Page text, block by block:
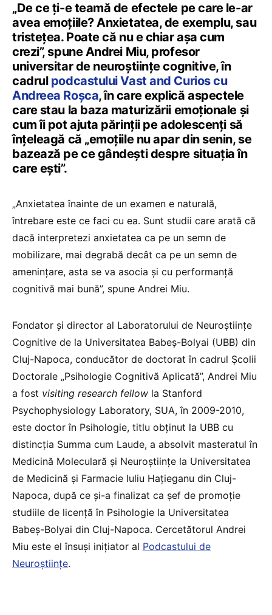
„De ce ți-e teamă de efectele pe care le-ar
avea emoțiile? Anxietatea, de exemplu, sau
tristețea. Poate că nu e chiar așa cum
crezi”, spune Andrei Miu, profesor
universitar de neuroștiințe cognitive, în
cadrul podcastului Vast and Curios cu
Andreea Roșca, în care explică aspectele
care stau la baza maturizării emoționale și
cum îi pot ajuta părinții pe adolescenți să
înțeleagă că „emoțiile nu apar din senin, se
bazează pe ce gândești despre situația în
care ești”.
„Anxietatea înainte de un examen e naturală,
întrebare este ce faci cu ea. Sunt studii care arată că
dacă interpretezi anxietatea ca pe un semn de
mobilizare, mai degrabă decât ca pe un semn de
amenințare, asta se va asocia și cu performanță
cognitivă mai bună”, spune Andrei Miu.
Fondator și director al Laboratorului de Neuroștiințe
Cognitive de la Universitatea Babeş-Bolyai (UBB) din
Cluj-Napoca, conducător de doctorat în cadrul Școlii
Doctorale „Psihologie Cognitivă Aplicată”, Andrei Miu
a fost visiting research fellow la Stanford
Psychophysiology Laboratory, SUA, în 2009-2010,
este doctor în Psihologie, titlu obținut la UBB cu
distincția Summa cum Laude, a absolvit masteratul în
Medicină Moleculară şi Neuroştiinţe la Universitatea
de Medicină şi Farmacie Iuliu Haţieganu din Cluj-
Napoca, după ce și-a finalizat ca șef de promoție
studiile de licență în Psihologie la Universitatea
Babeş-Bolyai din Cluj-Napoca. Cercetătorul Andrei
Miu este el însuși inițiator al Podcastului de
Neuroștiințe.